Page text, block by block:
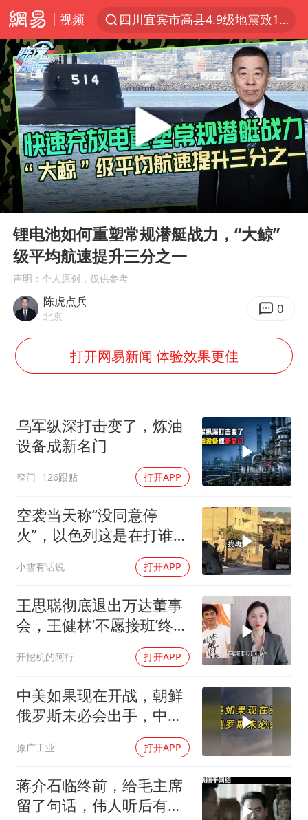
视频
四川宜宾市高县4.9级地震致1人死亡
上海：台风白海豚或将带来龙卷风
名创优品回应女子吐槽内裤质量差
出口禁令驱动有色板块大涨
胜宏科技：股票交易异常波动
38岁演员求职万岁山NPC成功
U17国足点球大战淘汰河床晋级决赛
东航：国内客票提前14天免费退改
胡彦斌韩磊 谁帮谁
胡彦斌获《歌手2026》歌王
我国外贸延续良好增长态势
夯实基础开新局
Play
00:00
锂电池如何重塑常规潜艇战力，“大鲸”
级平均航速提升三分之一
声明：个人原创，仅供参考
陈虎点兵
北京 0
打开网易新闻 体验效果更佳
乌军纵深打击变了，炼油
设备成新名门
窄门 126跟贴 打开APP
空袭当天称“没同意停
火”，以色列这是在打谁的
小雪有话说 打开APP
王思聪彻底退出万达董事
会，王健林‘不愿接班’终究
开挖机的阿行 打开APP
中美如果现在开战，朝鲜
俄罗斯未必会出手，中国
原广工业 打开APP
蒋介石临终前，给毛主席
留了句话，伟人听后有什